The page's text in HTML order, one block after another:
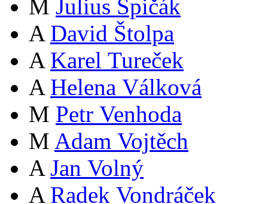
M Julius Špičák
A David Štolpa
A Karel Tureček
A Helena Válková
M Petr Venhoda
M Adam Vojtěch
A Jan Volný
A Radek Vondráček